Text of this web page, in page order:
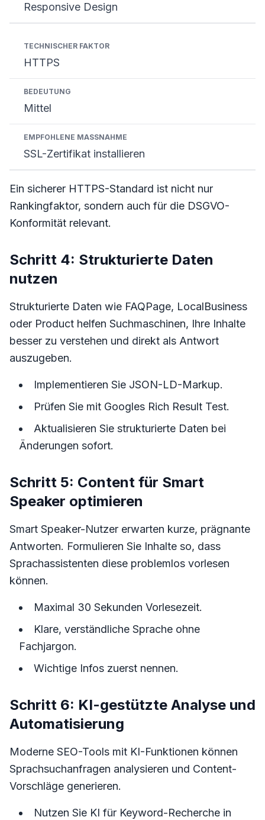
Responsive Design
HTTPS
Mittel
SSL-Zertifikat installieren
Ein sicherer HTTPS-Standard ist nicht nur
Rankingfaktor, sondern auch für die DSGVO-
Konformität relevant.
Schritt 4: Strukturierte Daten
nutzen
Strukturierte Daten wie FAQPage, LocalBusiness
oder Product helfen Suchmaschinen, Ihre Inhalte
besser zu verstehen und direkt als Antwort
auszugeben.
Implementieren Sie JSON-LD-Markup.
Prüfen Sie mit Googles Rich Result Test.
Aktualisieren Sie strukturierte Daten bei
Änderungen sofort.
Schritt 5: Content für Smart
Speaker optimieren
Smart Speaker-Nutzer erwarten kurze, prägnante
Antworten. Formulieren Sie Inhalte so, dass
Sprachassistenten diese problemlos vorlesen
können.
Maximal 30 Sekunden Vorlesezeit.
Klare, verständliche Sprache ohne
Fachjargon.
Wichtige Infos zuerst nennen.
Schritt 6: KI-gestützte Analyse und
Automatisierung
Moderne SEO-Tools mit KI-Funktionen können
Sprachsuchanfragen analysieren und Content-
Vorschläge generieren.
Nutzen Sie KI für Keyword-Recherche in